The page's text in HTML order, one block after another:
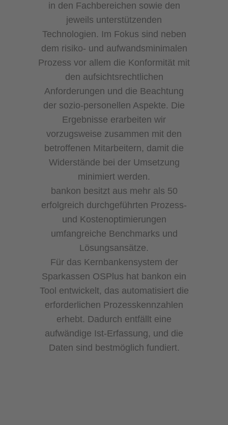
in den Fachbereichen sowie den
jeweils unterstützenden
Technologien. Im Fokus sind neben
dem risiko- und aufwandsminimalen
Prozess vor allem die Konformität mit
den aufsichtsrechtlichen
Anforderungen und die Beachtung
der sozio-personellen Aspekte. Die
Ergebnisse erarbeiten wir
vorzugsweise zusammen mit den
betroffenen Mitarbeitern, damit die
Widerstände bei der Umsetzung
minimiert werden.
bankon besitzt aus mehr als 50
erfolgreich durchgeführten Prozess-
und Kostenoptimierungen
umfangreiche Benchmarks und
Lösungsansätze.
Für das Kernbankensystem der
Sparkassen OSPlus hat bankon ein
Tool entwickelt, das automatisiert die
erforderlichen Prozesskennzahlen
erhebt. Dadurch entfällt eine
aufwändige Ist-Erfassung, und die
Daten sind bestmöglich fundiert.